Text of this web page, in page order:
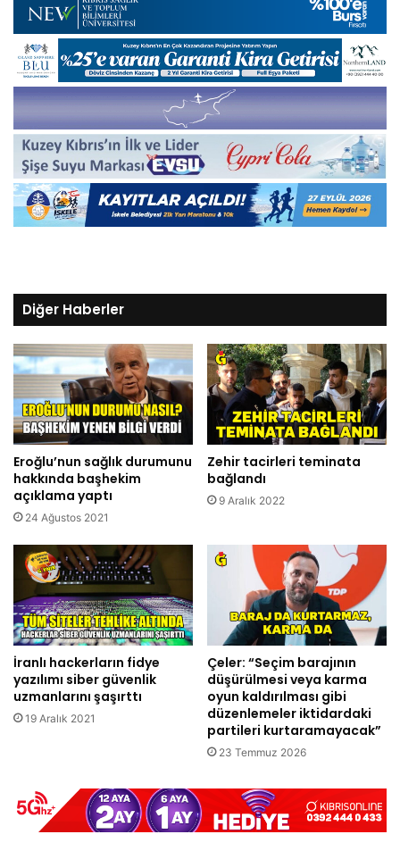
Diğer Haberler
Eroğlu’nun sağlık durumunu
hakkında başhekim
açıklama yaptı
24 Ağustos 2021
Zehir tacirleri teminata
bağlandı
9 Aralık 2022
İranlı hackerların fidye
yazılımı siber güvenlik
uzmanlarını şaşırttı
19 Aralık 2021
Çeler: “Seçim barajının
düşürülmesi veya karma
oyun kaldırılması gibi
düzenlemeler iktidardaki
partileri kurtaramayacak”
23 Temmuz 2026